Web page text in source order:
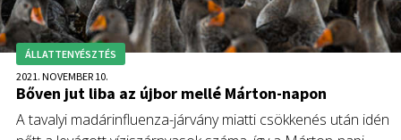
ÁLLATTENYÉSZTÉS
2021. NOVEMBER 10.
Bőven jut liba az újbor mellé Márton-napon
A tavalyi madárinfluenza-járvány miatti csökkenés után idén